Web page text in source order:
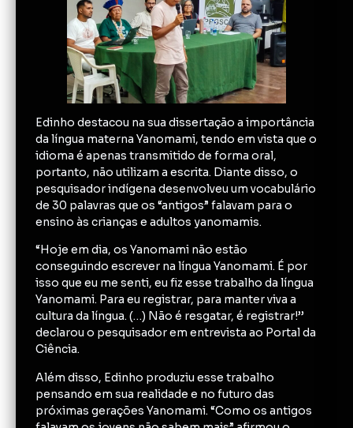
Edinho destacou na sua dissertação a importância
da língua materna Yanomami, tendo em vista que o
idioma é apenas transmitido de forma oral,
portanto, não utilizam a escrita. Diante disso, o
pesquisador indígena desenvolveu um vocabulário
de 30 palavras que os “antigos” falavam para o
ensino às crianças e adultos yanomamis.
“Hoje em dia, os Yanomami não estão
conseguindo escrever na língua Yanomami. É por
isso que eu me senti, eu fiz esse trabalho da língua
Yanomami. Para eu registrar, para manter viva a
cultura da língua. (…) Não é resgatar, é registrar!’’
declarou o pesquisador em entrevista ao Portal da
Ciência.
Além disso, Edinho produziu esse trabalho
pensando em sua realidade e no futuro das
próximas gerações Yanomami. “Como os antigos